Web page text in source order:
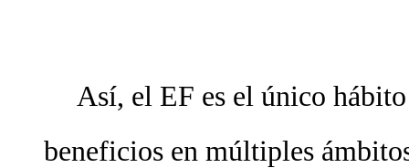
Así, el EF es el único
beneficios en múltiples